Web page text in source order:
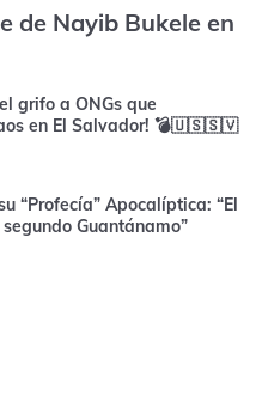
de Nayib Bukele en
grifo a ONGs que
en El Salvador! 💣🇺🇸🇸🇻
“Profecía” Apocalíptica: “El
Guantánamo”